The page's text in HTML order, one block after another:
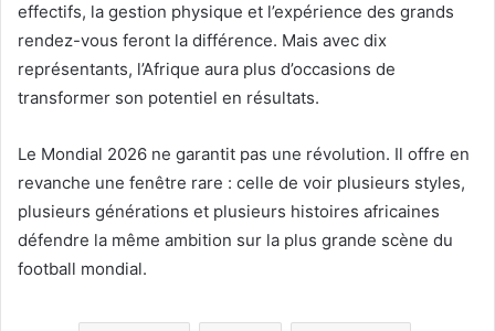
effectifs, la gestion physique et l’expérience des grands
rendez-vous feront la différence. Mais avec dix
représentants, l’Afrique aura plus d’occasions de
transformer son potentiel en résultats.
Le Mondial 2026 ne garantit pas une révolution. Il offre en
revanche une fenêtre rare : celle de voir plusieurs styles,
plusieurs générations et plusieurs histoires africaines
défendre la même ambition sur la plus grande scène du
football mondial.